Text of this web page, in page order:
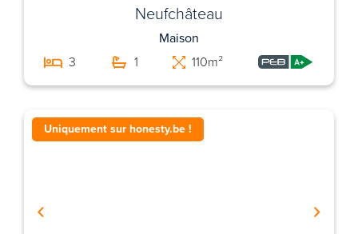
Neufchâteau
Maison
3
1 110m²
Uniquement sur honesty.be !